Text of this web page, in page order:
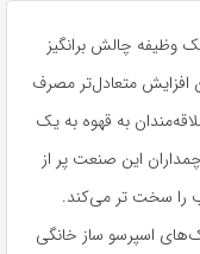
وظیفه چالش برانگیز
افزایش متعادل‌تر مصرف
به قهوه به یک
این صنعت پر از
را سخت تر می‌کند.
اسپرسو ساز خانگی